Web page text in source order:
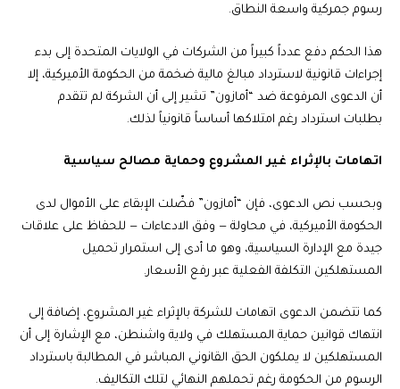
رسوم جمركية واسعة النطاق.
هذا الحكم دفع عدداً كبيراً من الشركات في الولايات المتحدة إلى بدء
إجراءات قانونية لاسترداد مبالغ مالية ضخمة من الحكومة الأميركية، إلا
أن الدعوى المرفوعة ضد “أمازون” تشير إلى أن الشركة لم تتقدم
بطلبات استرداد رغم امتلاكها أساساً قانونياً لذلك.
اتهامات بالإثراء غير المشروع وحماية مصالح سياسية
وبحسب نص الدعوى، فإن “أمازون” فضّلت الإبقاء على الأموال لدى
الحكومة الأميركية، في محاولة — وفق الادعاءات — للحفاظ على علاقات
جيدة مع الإدارة السياسية، وهو ما أدى إلى استمرار تحميل
المستهلكين التكلفة الفعلية عبر رفع الأسعار.
كما تتضمن الدعوى اتهامات للشركة بالإثراء غير المشروع، إضافة إلى
انتهاك قوانين حماية المستهلك في ولاية واشنطن، مع الإشارة إلى أن
المستهلكين لا يملكون الحق القانوني المباشر في المطالبة باسترداد
الرسوم من الحكومة رغم تحملهم النهائي لتلك التكاليف.